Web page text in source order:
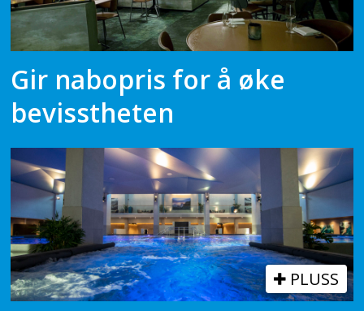
Gir nabopris for å øke
bevisstheten
PLUSS